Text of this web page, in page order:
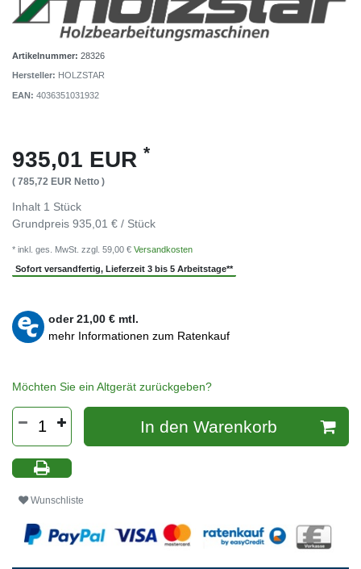
Artikelnummer: 28326
Hersteller: HOLZSTAR
EAN: 4036351031932
935,01 EUR *
( 785,72 EUR Netto )
Inhalt 1 Stück
Grundpreis 935,01 € / Stück
* inkl. ges. MwSt. zzgl. 59,00 € Versandkosten
Sofort versandfertig, Lieferzeit 3 bis 5 Arbeitstage**
oder21,00 € mtl.
mehr Informationen zum Ratenkauf
Möchten Sie ein Altgerät zurückgeben?
In den Warenkorb
Wunschliste